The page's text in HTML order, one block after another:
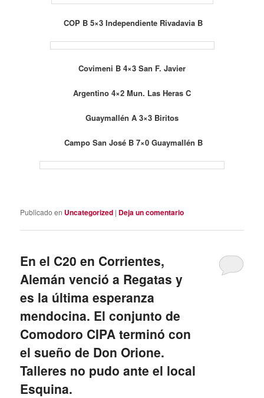
COP B 5×3 Independiente Rivadavia B
Covimeni B 4×3 San F. Javier
Argentino 4×2 Mun. Las Heras C
Guaymallén A 3×3 Biritos
Campo San José B 7×0 Guaymallén B
Publicado en Uncategorized | Deja un comentario
En el C20 en Corrientes,
Alemán venció a Regatas y
es la última esperanza
mendocina. El conjunto de
Comodoro CIPA terminó con
el sueño de Don Orione.
Talleres no pudo ante el local
Esquina.